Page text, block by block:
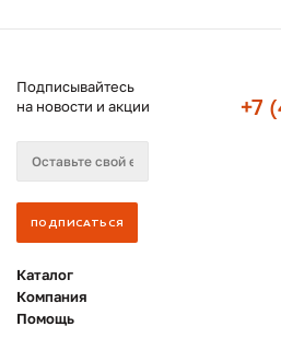
Подписывайтесь
на новости и акции
+7
Каталог
Компания
Помощь